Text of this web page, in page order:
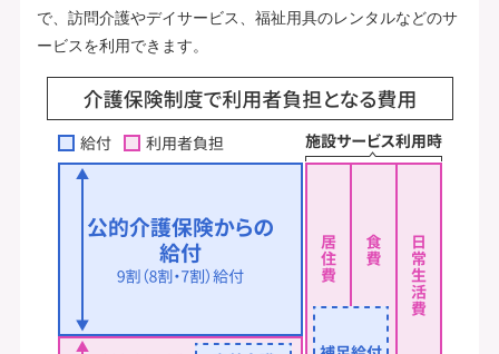
で、訪問介護やデイサービス、福祉用具のレンタルなどのサ
ービスを利用できます。